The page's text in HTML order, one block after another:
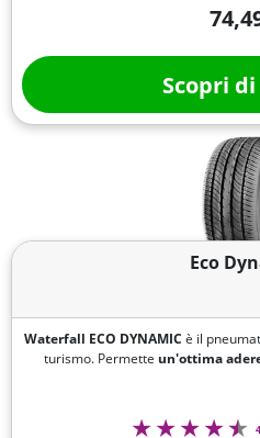
Scopri
Eco
Waterfall ECO DYNAMIC è il
turismo. Permette un'ottima